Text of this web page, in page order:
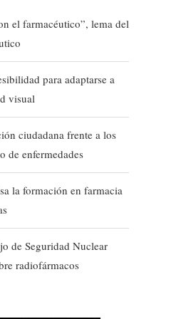
el farmacéutico”, lema del
para adaptarse a
visual
ciudadana frente a los
de enfermedades
la formación en farmacia
de Seguridad Nuclear
radiofármacos